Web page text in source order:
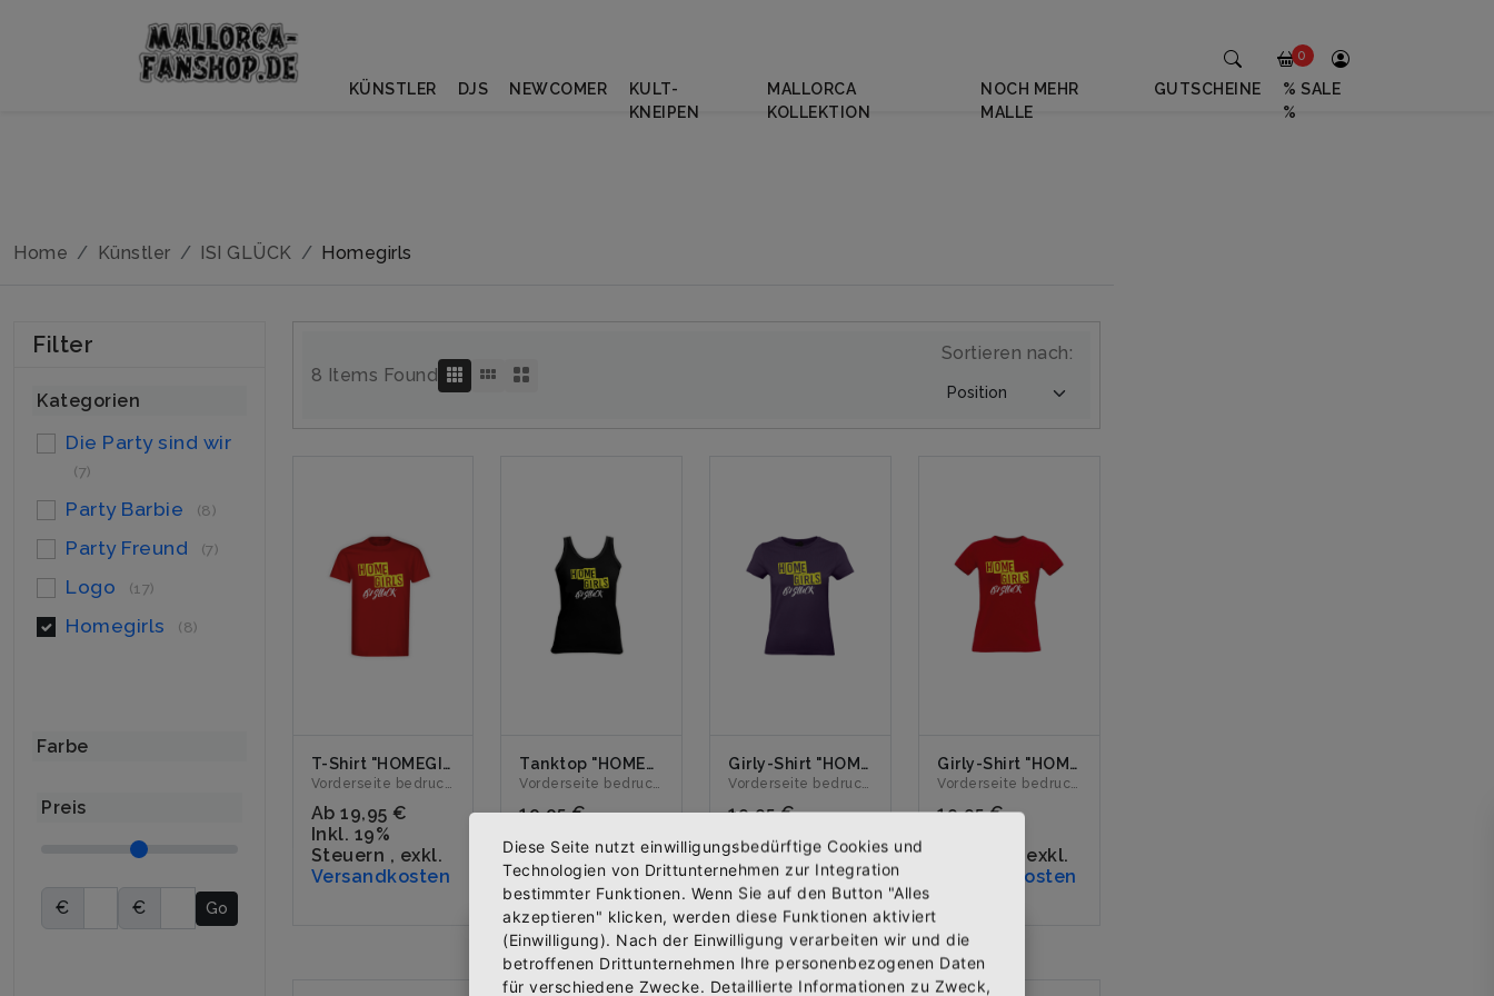
Home Künstler ISI GLÜCK Homegirls
Filter
Kategorien
Die Party sind wir
(7)
Party Barbie (8)
Party Freund (7)
Logo (17)
Homegirls (8)
Farbe
Preis
€ € Go
8 Items Found
Sortieren nach:
T-Shirt "HOMEGIRLS" rot
Vorderseite bedruckt mit dem Logo "HOMEGIRLS". Erhältlich ...
Ab 19,95 €
Inkl. 19%
Steuern , exkl.
Versandkosten
Tanktop "HOMEGIRLS" schwarz
Vorderseite bedruckt mit dem Logo "HOMEGIRLS". Erhältlich ...
19,95 €
Steuern,exkl.
Versandkosten
Girly-Shirt "HOMEGIRLS" schwarz
Vorderseite bedruckt mit dem Logo "HOMEGIRLS". Erhältlich ...
19,95 €
Inkl. 19%
Steuern,exkl.
Versandkosten
Girly-Shirt "HOMEGIRLS" rot
Vorderseite bedruckt mit dem Logo "HOMEGIRLS". Erhältlich ...
19,95 €
exkl.
Versandkosten
Abonniere jetzt unseren Newsletter
0
KÜNSTLER DJS NEWCOMER
KULT-
KNEIPEN
MALLORCA
KOLLEKTION
NOCH MEHR
MALLE
GUTSCHEINE
% SALE
%
Diese Seite nutzt einwilligungsbedürftige Cookies und
Technologien von Drittunternehmen zur Integration
bestimmter Funktionen. Wenn Sie auf den Button "Alles
akzeptieren" klicken, werden diese Funktionen aktiviert
(Einwilligung). Nach der Einwilligung verarbeiten wir und die
betroffenen Drittunternehmen Ihre personenbezogenen Daten
für verschiedene Zwecke. Detaillierte Informationen zu Zweck,